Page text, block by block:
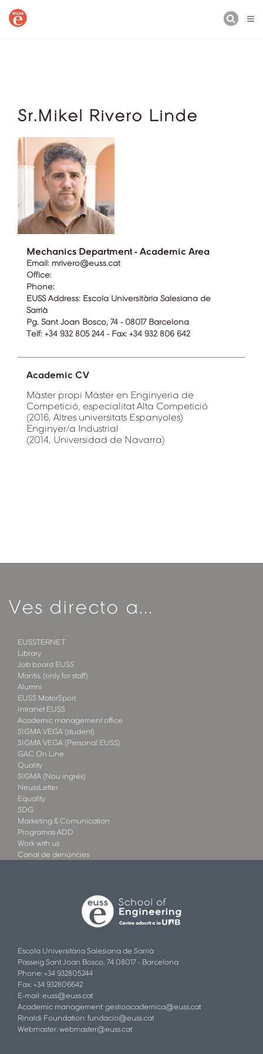
Sr.Mikel Rivero Linde
Mechanics Department - Academic Area
Email: mrivero@euss.cat
Office:
Phone:
EUSS Address: Escola Universitària Salesiana de
Sarrià
Pg. Sant Joan Bosco, 74 - 08017 Barcelona
Telf: +34 932 805 244 - Fax: +34 932 806 642
Academic CV
Màster propi Máster en Enginyeria de
Competició, especialitat Alta Competició
(2016, Altres universitats Espanyoles)
Enginyer/a Industrial
(2014, Universidad de Navarra)
Ves directo a...
EUSSTERNET
Library
Job board EUSS
Mantis. (only for staff)
Alumni
EUSS MotorSport
Intranet EUSS
Academic management office
SIGMA VEGA (student)
SIGMA VEGA (Personal EUSS)
GAC On Line
Quality
SIGMA (Nou ingrés)
NeussLetter
Equality
SDG
Marketing & Comunication
Programas ADD
Work with us
Canal de denúncies
Escola Universitària Salesiana de Sarrià
Passeig Sant Joan Bosco, 74 08017 - Barcelona
Phone: +34 932805244
Fax: +34 932806642
E-mail: euss@euss.cat
Academic management: gestioacademica@euss.cat
Rinaldi Foundation: fundacio@euss.cat
Webmaster: webmaster@euss.cat